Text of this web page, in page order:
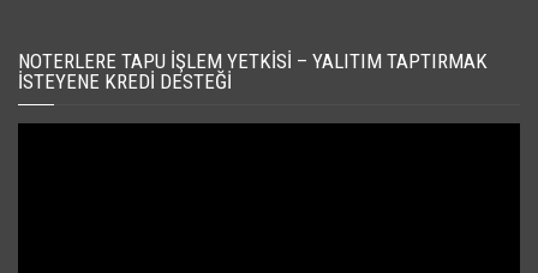
NOTERLERE TAPU İŞLEM YETKISI – YALITIM TAPTIRMAK
İSTEYENE KREDI DESTEĞI